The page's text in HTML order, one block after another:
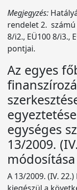
Megjegyzés:
rendelet 2. számú
8/i2., EÜ100 8/i3.,
pontjai.
Az egyes
egységes
13/2009.
módosítása
A 13/2009. (IV.